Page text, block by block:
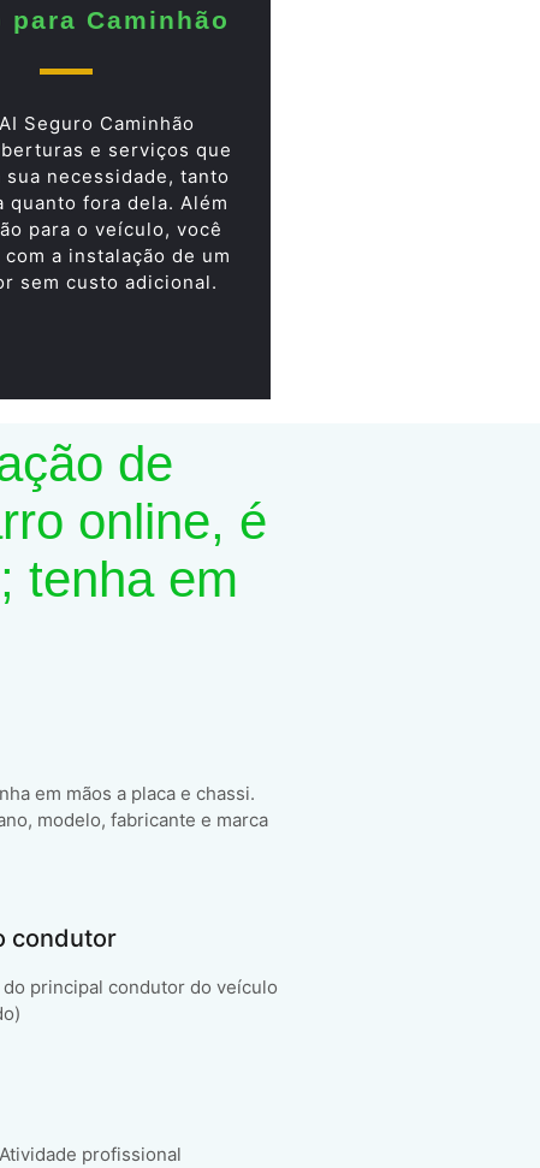
para Caminhão
Seguro Caminhão
e serviços que
sua necessidade, tanto
quanto fora dela. Além
para o veículo, você
a instalação de um
sem custo adicional.
de
online, é
tenha em
em mãos a placa e chassi.
modelo, fabricante e marca
condutor
do principal condutor do veículo
profissional